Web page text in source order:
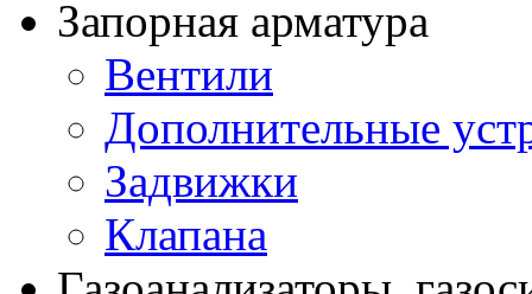
Запорная арматура
Вентили
Дополнительные
Задвижки
Клапана